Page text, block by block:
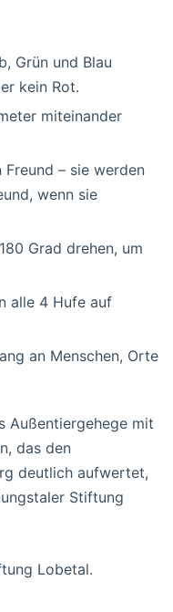
Grün und Blau
kein Rot.
miteinander
– sie werden
wenn sie
Grad drehen, um
alle 4 Hufe auf
an Menschen, Orte
Außentiergehege mit
das den
deutlich aufwertet,
Stiftung
Lobetal.